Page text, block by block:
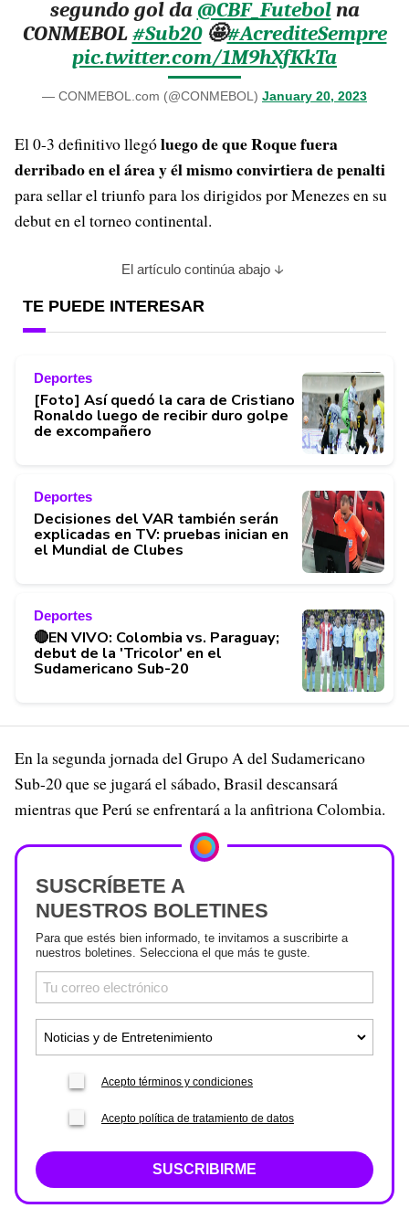
segundo gol da@CBF_Futebolna
CONMEBOL#Sub20🤩#AcrediteSempre
pic.twitter.com/1M9hXfKkTa
— CONMEBOL.com (@CONMEBOL) January 20, 2023
El 0-3 definitivo llególuego de que Roque fuera
derribado en el área y él mismo convirtiera de penalti
para sellar el triunfo para los dirigidos por Menezes en su
debut en el torneo continental.
El artículo continúa abajo
TE PUEDE INTERESAR
Deportes
[Foto] Así quedó la cara de Cristiano
Ronaldo luego de recibir duro golpe
de excompañero
Deportes
Decisiones del VAR también serán
explicadas en TV: pruebas inician en
el Mundial de Clubes
Deportes
🔴EN VIVO: Colombia vs. Paraguay;
debut de la 'Tricolor' en el
Sudamericano Sub-20
En la segunda jornada del Grupo A del Sudamericano
Sub-20 que se jugará el sábado, Brasil descansará
mientras que Perú se enfrentará a la anfitriona Colombia.
SUSCRÍBETE A
NUESTROS BOLETINES
Para que estés bien informado, te invitamos a suscribirte a
nuestros boletines. Selecciona el que más te guste.
Acepto términos y condiciones
Acepto política de tratamiento de datos
SUSCRIBIRME